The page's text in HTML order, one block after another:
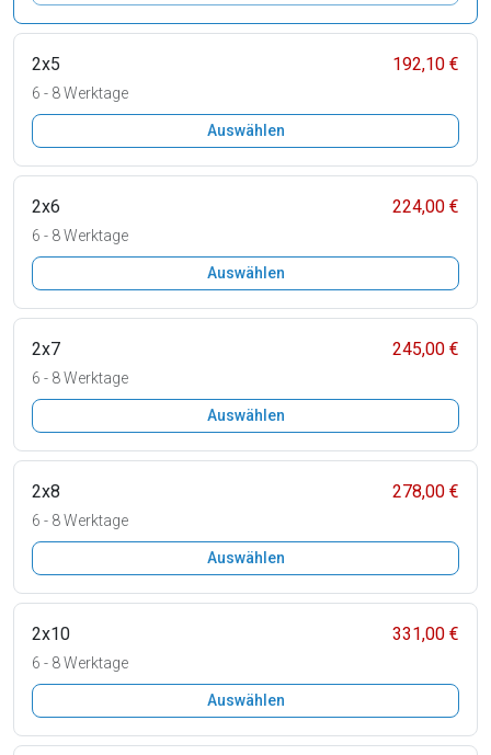
2x5 192,10 €
6 - 8 Werktage
Auswählen
2x6 224,00 €
6 - 8 Werktage
Auswählen
2x7 245,00 €
6 - 8 Werktage
Auswählen
2x8 278,00 €
6 - 8 Werktage
Auswählen
2x10 331,00 €
6 - 8 Werktage
Auswählen